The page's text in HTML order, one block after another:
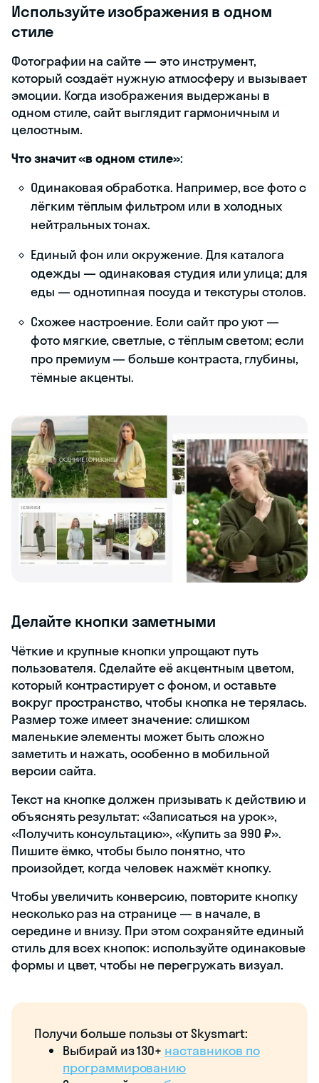
Используйте изображения в одном
стиле
Фотографии на сайте — это инструмент,
который создаёт нужную атмосферу и вызывает
эмоции. Когда изображения выдержаны в
одном стиле, сайт выглядит гармоничным и
целостным.
Что значит «в одном стиле»:
Одинаковая обработка. Например, все фото с
лёгким тёплым фильтром или в холодных
нейтральных тонах.
Единый фон или окружение. Для каталога
одежды — одинаковая студия или улица; для
еды — однотипная посуда и текстуры столов.
Схожее настроение. Если сайт про уют —
фото мягкие, светлые, с тёплым светом; если
про премиум — больше контраста, глубины,
тёмные акценты.
Делайте кнопки заметными
Чёткие и крупные кнопки упрощают путь
пользователя. Сделайте её акцентным цветом,
который контрастирует с фоном, и оставьте
вокруг пространство, чтобы кнопка не терялась.
Размер тоже имеет значение: слишком
маленькие элементы может быть сложно
заметить и нажать, особенно в мобильной
версии сайта.
Текст на кнопке должен призывать к действию и
объяснять результат: «Записаться на урок»,
«Получить консультацию», «Купить за 990 ₽».
Пишите ёмко, чтобы было понятно, что
произойдет, когда человек нажмёт кнопку.
Чтобы увеличить конверсию, повторите кнопку
несколько раз на странице — в начале, в
середине и внизу. При этом сохраняйте единый
стиль для всех кнопок: используйте одинаковые
формы и цвет, чтобы не перегружать визуал.
Получи больше пользы от Skysmart:
Выбирай из 130+ наставников по
программированию